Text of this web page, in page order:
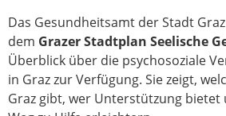
Das Gesundheitsamt der Stadt
dem Grazer Stadtplan Seelische
Überblick über die psychosoziale
in Graz zur Verfügung. Sie zeigt,
Graz gibt, wer Unterstützung bietet